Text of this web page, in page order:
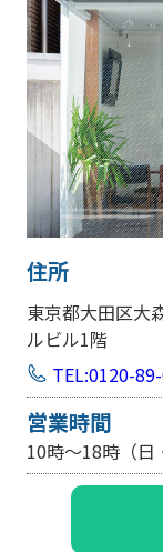
住所
東京都大田区大
ルビル1階
TEL:0120-
営業時間
10時～18時（日